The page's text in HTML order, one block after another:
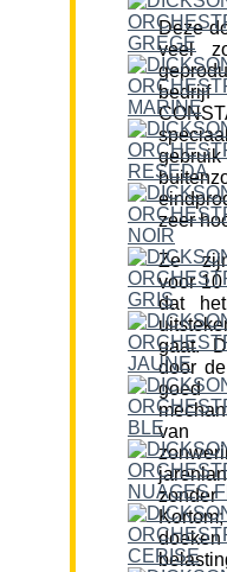
Deze
veel
zeer
Ze
voor 10
dat
gaat.
door